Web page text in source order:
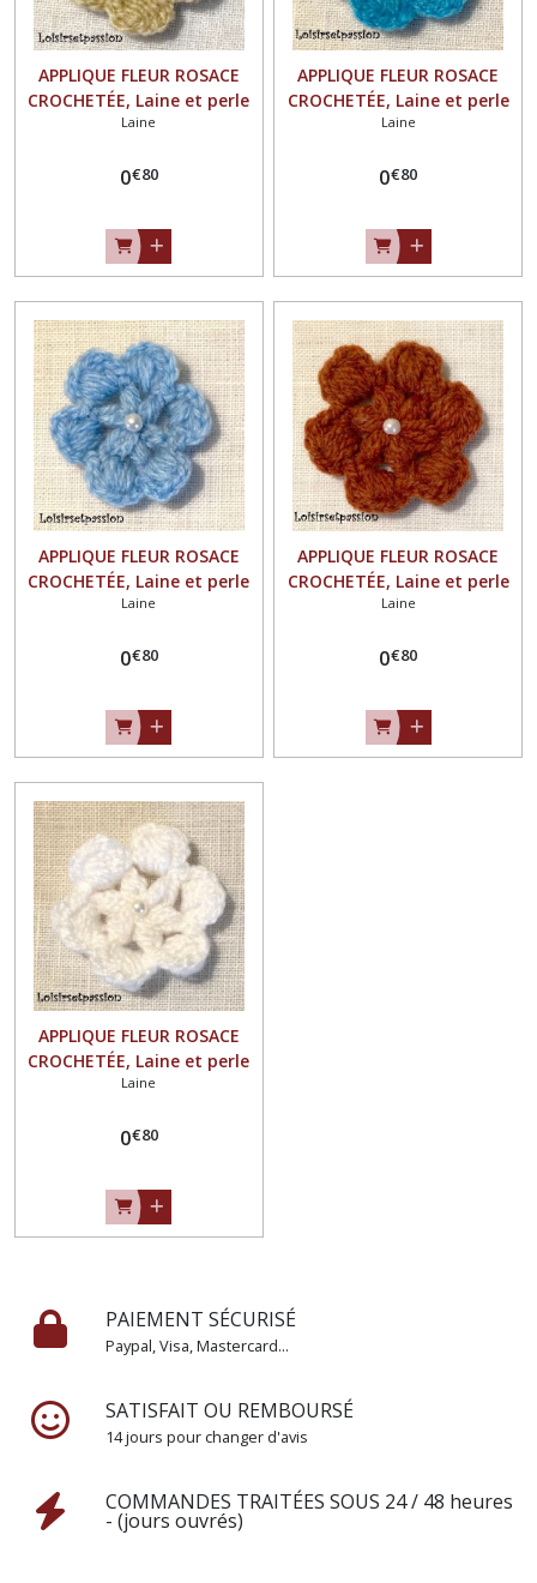
APPLIQUE FLEUR ROSACE
CROCHETÉE, Laine et perle
nacrée / BEIGE ** 4,5 / 5 cm
coller, vendu à l'unité - F21
Laine
0€80
APPLIQUE FLEUR ROSACE
CROCHETÉE, Laine et perle
nacrée / TURQUOISE ** 4,5 /
coudre ou à coller, vendu à
Laine
0€80
APPLIQUE FLEUR ROSACE
CROCHETÉE, Laine et perle
nacrée / BLEU CIEL ** 4,5 / 5
ou à coller, vendu à l'unité -
Laine
0€80
APPLIQUE FLEUR ROSACE
CROCHETÉE, Laine et perle
nacrée / BRUN CUIVRÉ ** 4,5
coudre ou à coller, vendu à
Laine
0€80
APPLIQUE FLEUR ROSACE
CROCHETÉE, Laine et perle
nacrée / BLANC ** 4,5 / 5 cm
coller, vendu à l'unité - F21
Laine
0€80
PAIEMENT SÉCURISÉ
Paypal, Visa, Mastercard...
SATISFAIT OU REMBOURSÉ
14 jours pour changer d'avis
COMMANDES TRAITÉES SOUS 24 / 48 heures
- (jours ouvrés)